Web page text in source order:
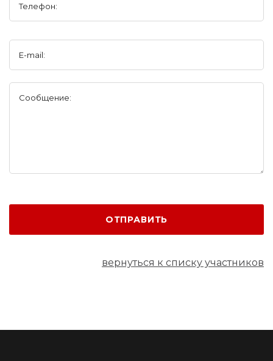
Телефон:
E-mail:
Сообщение:
ОТПРАВИТЬ
вернуться к списку участников